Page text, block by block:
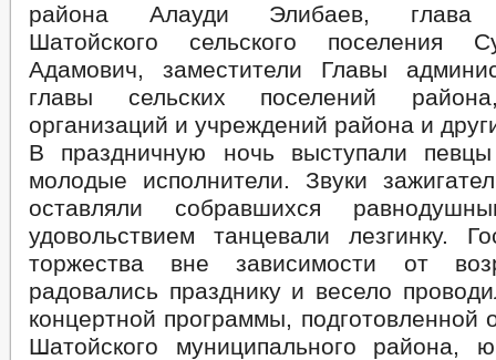
района Алауди Элибаев, глава
Шатойского сельского поселения
Адамович, заместители Главы
главы сельских поселений
организаций и учреждений района и
В праздничную ночь выступали
молодые исполнители. Звуки
оставляли собравшихся
удовольствием танцевали лезгинку.
торжества вне зависимости от
радовались празднику и весело
концертной программы, подготовленной
Шатойского муниципального района,